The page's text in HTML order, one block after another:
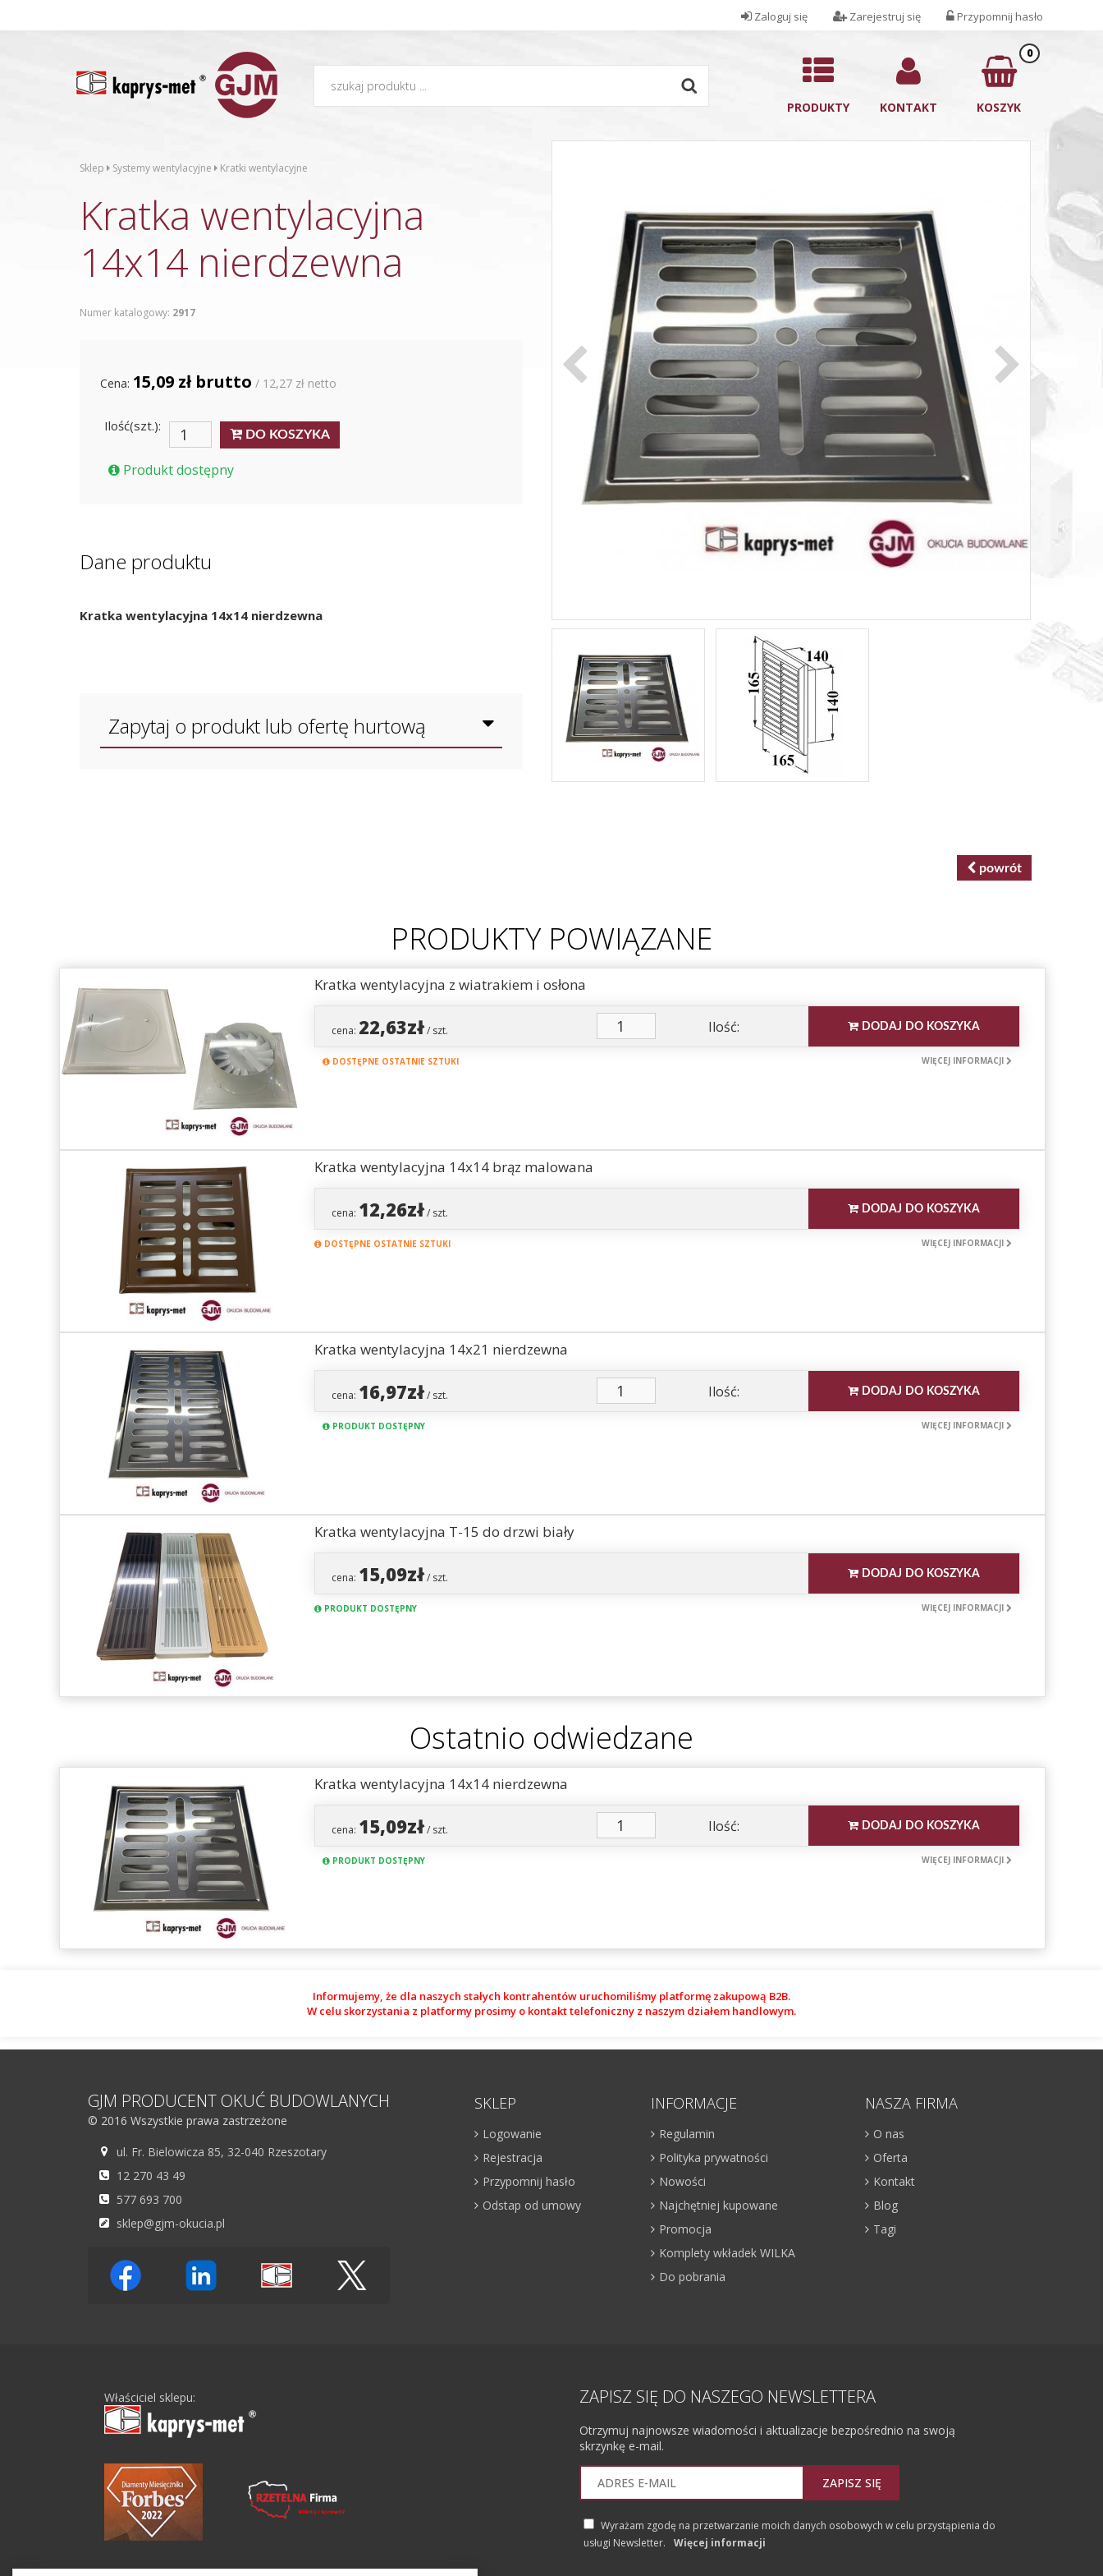
Przypomnij hasło
Zarejestruj się
Zaloguj się
PRODUKTY KONTAKT
0
KOSZYK
Sklep Systemy wentylacyjne Kratki wentylacyjne
Kratka wentylacyjna
14x14 nierdzewna
Numer katalogowy: 2917
Cena: 15,09 zł brutto / 12,27 zł netto
Ilość(szt.):
DO KOSZYKA
Produkt dostępny
Dane produktu
Kratka wentylacyjna 14x14 nierdzewna
Zapytaj o produkt lub ofertę hurtową
powrót
PRODUKTY POWIĄZANE
Kratka wentylacyjna z wiatrakiem i osłona
cena: 22,63zł/ szt. Ilość: DODAJ DO KOSZYKA
DOSTĘPNE OSTATNIE SZTUKI WIĘCEJ INFORMACJI
Kratka wentylacyjna 14x14 brąz malowana
cena: 12,26zł/ szt. DODAJ DO KOSZYKA
DOSTĘPNE OSTATNIE SZTUKI WIĘCEJ INFORMACJI
Kratka wentylacyjna 14x21 nierdzewna
cena: 16,97zł/ szt. Ilość: DODAJ DO KOSZYKA
PRODUKT DOSTĘPNY WIĘCEJ INFORMACJI
Kratka wentylacyjna T-15 do drzwi biały
cena: 15,09zł/ szt. DODAJ DO KOSZYKA
PRODUKT DOSTĘPNY WIĘCEJ INFORMACJI
Ostatnio odwiedzane
Kratka wentylacyjna 14x14 nierdzewna
cena: 15,09zł/ szt. Ilość: DODAJ DO KOSZYKA
PRODUKT DOSTĘPNY WIĘCEJ INFORMACJI
Informujemy, że dla naszych stałych kontrahentów uruchomiliśmy platformę zakupową B2B.
W celu skorzystania z platformy prosimy o kontakt telefoniczny z naszym działem handlowym.
GJM PRODUCENT OKUĆ BUDOWLANYCH
© 2016 Wszystkie prawa zastrzeżone
ul. Fr. Bielowicza 85, 32-040 Rzeszotary
12 270 43 49
577 693 700
sklep@gjm-okucia.pl
SKLEP
Logowanie
Rejestracja
Przypomnij hasło
Odstap od umowy
INFORMACJE
Regulamin
Polityka prywatności
Nowości
Najchętniej kupowane
Promocja
Komplety wkładek WILKA
Do pobrania
NASZA FIRMA
O nas
Oferta
Kontakt
Blog
Tagi
Właściciel sklepu: ZAPISZ SIĘ DO NASZEGO NEWSLETTERA
Otrzymuj najnowsze wiadomości i aktualizacje bezpośrednio na swoją
skrzynkę e-mail.
ZAPISZ SIĘ
Wyrażam zgodę na przetwarzanie moich danych osobowych w celu przystąpienia do
usługi Newsletter.
Więcej informacji